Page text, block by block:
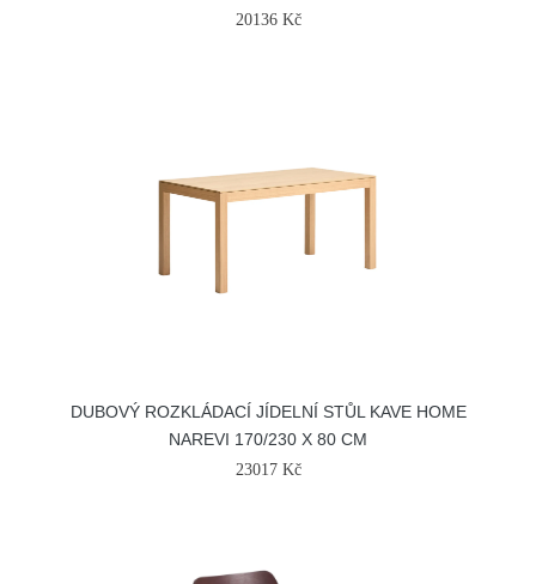
20136 Kč
DUBOVÝ ROZKLÁDACÍ JÍDELNÍ STŮL KAVE HOME
NAREVI 170/230 X 80 CM
23017 Kč